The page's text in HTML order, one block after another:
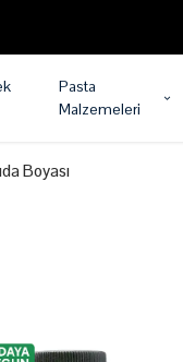
Pasta
Malzemeleri
Boyası